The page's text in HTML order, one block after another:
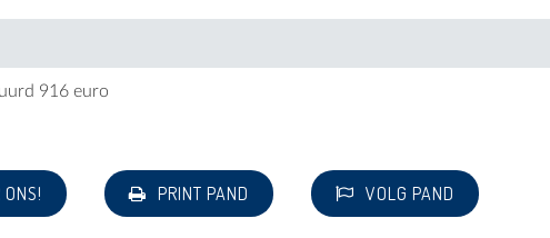
916 euro
ONS! PRINT PAND VOLG PAND